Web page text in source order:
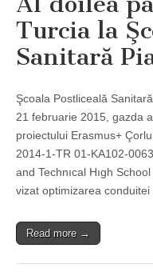
Turcia la
Sanitară
Şcoala Postliceală
21 februarie 2015, gazda
proiectului Erasmus+
2014-1-TR 01-KA102-
and Technıcal Hıgh
vizat optimizarea
Read more →